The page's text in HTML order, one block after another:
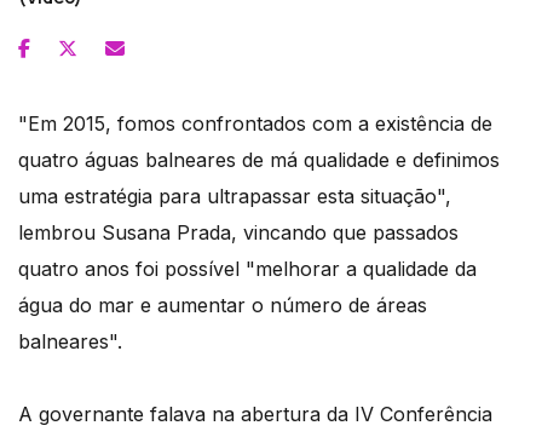
"Em 2015, fomos confrontados com a existência de
quatro águas balneares de má qualidade e definimos
uma estratégia para ultrapassar esta situação",
lembrou Susana Prada, vincando que passados
quatro anos foi possível "melhorar a qualidade da
água do mar e aumentar o número de áreas
balneares".
A governante falava na abertura da IV Conferência